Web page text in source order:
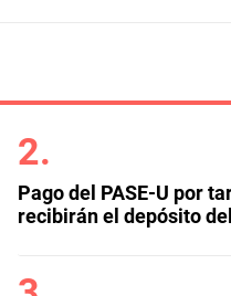
Pago del PASE-U por
recibirán el depósito